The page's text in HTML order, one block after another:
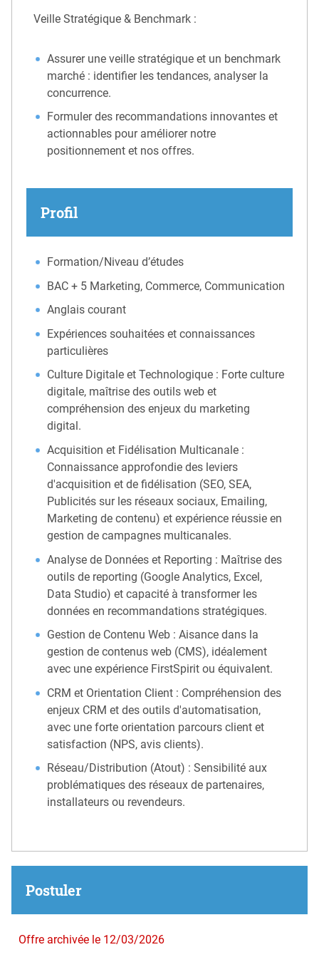
Veille Stratégique & Benchmark :
Assurer une veille stratégique et un benchmark
marché : identifier les tendances, analyser la
concurrence.
Formuler des recommandations innovantes et
actionnables pour améliorer notre
positionnement et nos offres.
Profil
Formation/Niveau d’études
BAC + 5 Marketing, Commerce, Communication
Anglais courant
Expériences souhaitées et connaissances
particulières
Culture Digitale et Technologique : Forte culture
digitale, maîtrise des outils web et
compréhension des enjeux du marketing
digital.
Acquisition et Fidélisation Multicanale :
Connaissance approfondie des leviers
d'acquisition et de fidélisation (SEO, SEA,
Publicités sur les réseaux sociaux, Emailing,
Marketing de contenu) et expérience réussie en
gestion de campagnes multicanales.
Analyse de Données et Reporting : Maîtrise des
outils de reporting (Google Analytics, Excel,
Data Studio) et capacité à transformer les
données en recommandations stratégiques.
Gestion de Contenu Web : Aisance dans la
gestion de contenus web (CMS), idéalement
avec une expérience FirstSpirit ou équivalent.
CRM et Orientation Client : Compréhension des
enjeux CRM et des outils d'automatisation,
avec une forte orientation parcours client et
satisfaction (NPS, avis clients).
Réseau/Distribution (Atout) : Sensibilité aux
problématiques des réseaux de partenaires,
installateurs ou revendeurs.
Postuler
Offre archivée le 12/03/2026